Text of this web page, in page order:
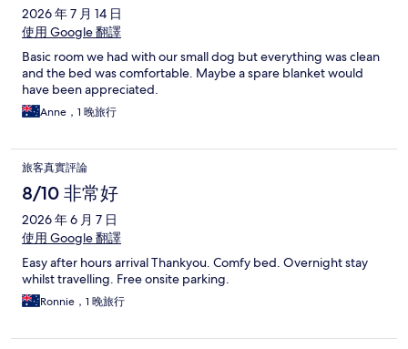
2026 年 7 月 14 日
使用 Google 翻譯
Basic room we had with our small dog but everything was clean
and the bed was comfortable. Maybe a spare blanket would
have been appreciated.
Anne，1 晚旅行
旅客真實評論
8/10 非常好
2026 年 6 月 7 日
使用 Google 翻譯
Easy after hours arrival Thankyou. Comfy bed. Overnight stay
whilst travelling. Free onsite parking.
Ronnie，1 晚旅行